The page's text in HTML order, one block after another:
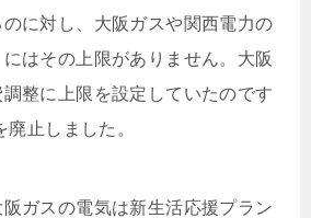
に対し、大阪ガスや関西電力の
にはその上限がありません。大阪
整に上限を設定していたのです
止しました。
ガスの電気は新生活応援プラン